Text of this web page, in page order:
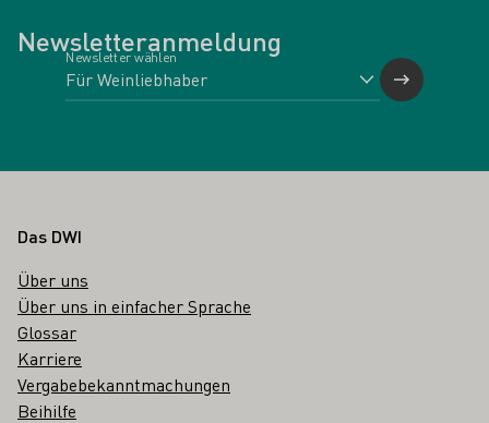
Newsletteranmeldung
Newsletter wählen
Fußbereich
Das DWI
Über uns
Über uns in einfacher Sprache
Glossar
Karriere
Vergabebekanntmachungen
Beihilfe